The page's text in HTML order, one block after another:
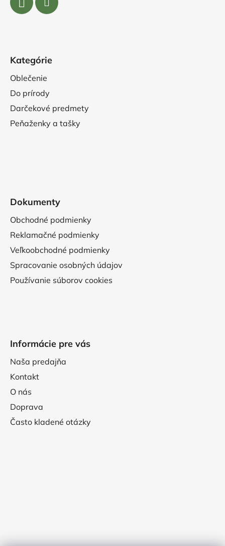
Kategórie
Oblečenie
Do prírody
Darčekové predmety
Peňaženky a tašky
Dokumenty
Obchodné podmienky
Reklamačné podmienky
Veľkoobchodné podmienky
Spracovanie osobných údajov
Používanie súborov cookies
Informácie pre vás
Naša predajňa
Kontakt
O nás
Doprava
Často kladené otázky